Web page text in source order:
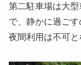
第二駐車場は大
で、静かに過ご
夜間利用は不可と